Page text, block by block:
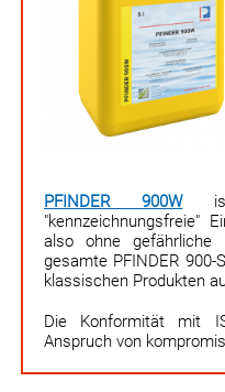
PFINDER 900Wist
"kennzeichnungsfreie"
also ohne
gesamte PFINDER 900-
klassischen Produkten
Die Konformität mit
Anspruch von